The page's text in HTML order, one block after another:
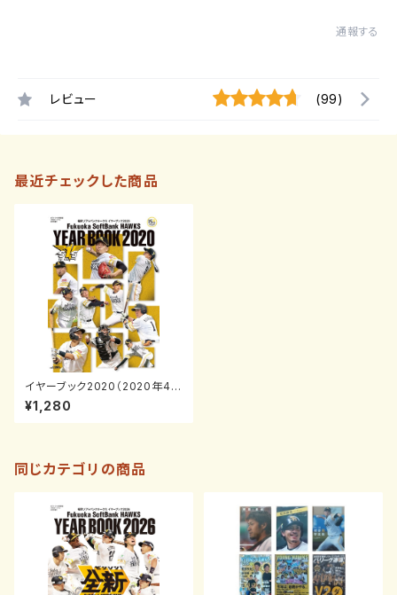
通報する
レビュー (99)
最近チェックした商品
イヤーブック2020（2020年4月
号増刊）
¥1,280
同じカテゴリの商品